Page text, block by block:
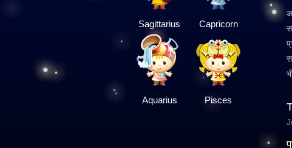
Sagittarius Capricorn
Aquarius Pisces